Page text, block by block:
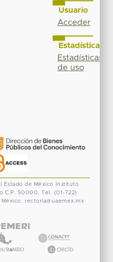
Usuario
Acceder
Estadísticas
Estadísticas
de uso
Estado de México
Instituto
C.P. 50000. Tel. (01-722)
rectoria@uaemex.mx